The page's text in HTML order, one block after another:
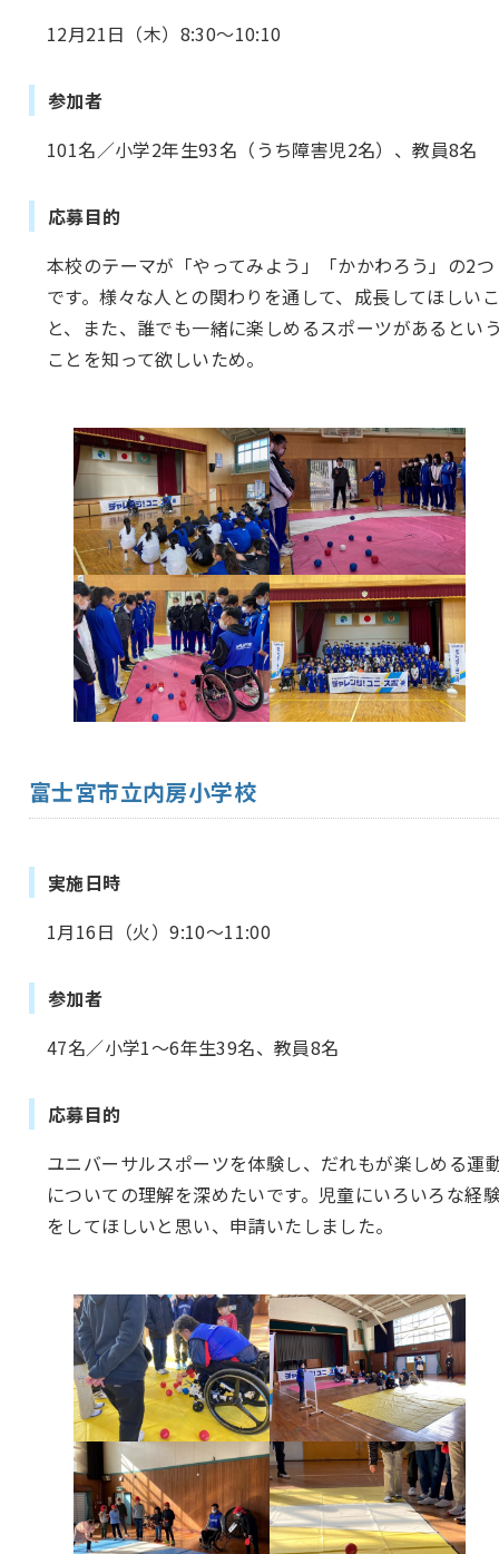
12月21日（木）8:30～10:10
参加者
101名／小学2年生93名（うち障害児2名）、教員8名
応募目的
本校のテーマが「やってみよう」「かかわろう」の2つ
です。様々な人との関わりを通して、成長してほしいこ
と、また、誰でも一緒に楽しめるスポーツがあるとい
ことを知って欲しいため。
富士宮市立内房小学校
実施日時
1月16日（火）9:10～11:00
参加者
47名／小学1～6年生39名、教員8名
応募目的
ユニバーサルスポーツを体験し、だれもが楽しめる運
についての理解を深めたいです。児童にいろいろな経
をしてほしいと思い、申請いたしました。